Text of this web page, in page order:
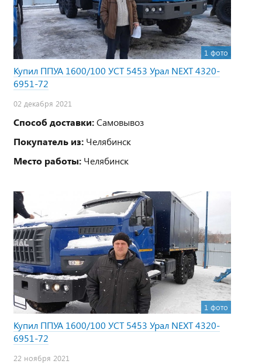
1 фото
Купил ППУА 1600/100 УСТ 5453 Урал NEXT 4320-
6951-72
02 декабря 2021
Способ доставки:Самовывоз
Покупатель из: Челябинск
Место работы: Челябинск
1 фото
Купил ППУА 1600/100 УСТ 5453 Урал NEXT 4320-
6951-72
22 ноября 2021